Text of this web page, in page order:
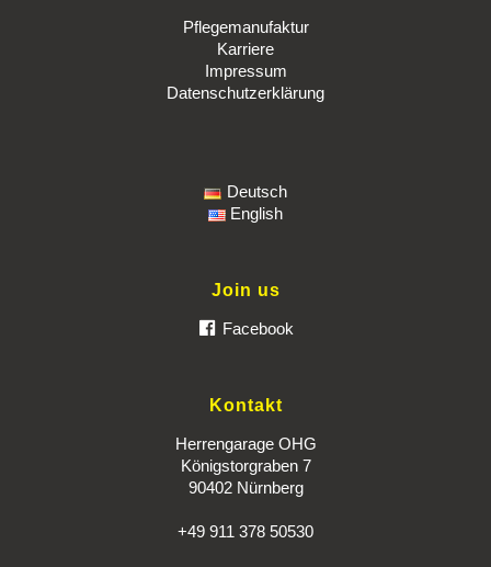
Pflegemanufaktur
Karriere
Impressum
Datenschutzerklärung
Deutsch
English
Join us
Facebook
Kontakt
Herrengarage OHG
Königstorgraben 7
90402 Nürnberg
+49 911 378 50530